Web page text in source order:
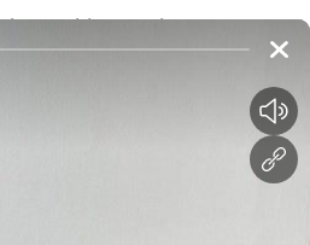
· suomi